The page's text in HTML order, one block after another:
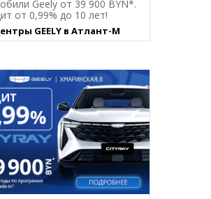
Geely от 39 900 BYN*.
от 0,99% до 10 лет!
GEELY в Атлант-М